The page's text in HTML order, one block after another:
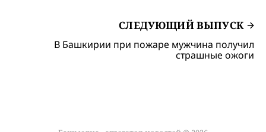
СЛЕДУЮЩИЙ ВЫПУСК
В Башкирии при пожаре мужчина получил
страшные ожоги